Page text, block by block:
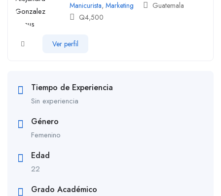
Manicurista, Marketing
Guatemala
Q4,500
Ver perfil
Tiempo de Experiencia
Sin experiencia
Género
Femenino
Edad
22
Grado Académico